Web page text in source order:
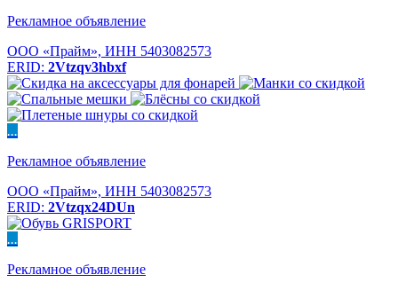
Рекламное объявление
ООО «Прайм», ИНН 5403082573
ERID: 2Vtzqv3hbxf
...
Рекламное объявление
ООО «Прайм», ИНН 5403082573
ERID: 2Vtzqx24DUn
...
Рекламное объявление